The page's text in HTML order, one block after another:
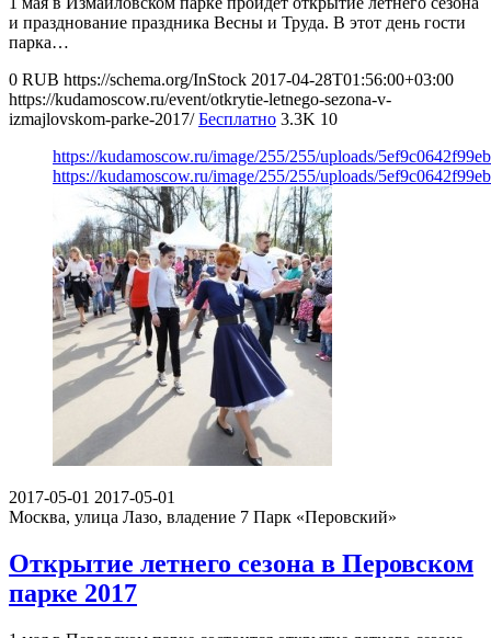
и празднование праздника Весны и Труда. В этот день гости
парка…
0 RUB https://schema.org/InStock 2017-04-28T01:56:00+03:00
https://kudamoscow.ru/event/otkrytie-letnego-sezona-v-
izmajlovskom-parke-2017/ Бесплатно 3.3K 10
https://kudamoscow.ru/image/255/255/uploads/
https://kudamoscow.ru/image/255/255/uploads/
2017-05-01 2017-05-01
Москва, улица Лазо, владение 7 Парк «Перовский»
Открытие летнего сезона в Перовском
парке 2017